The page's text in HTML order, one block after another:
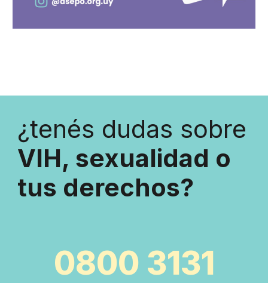
¿tenés dudas sobre
VIH, sexualidad o
tus derechos?
0800 3131